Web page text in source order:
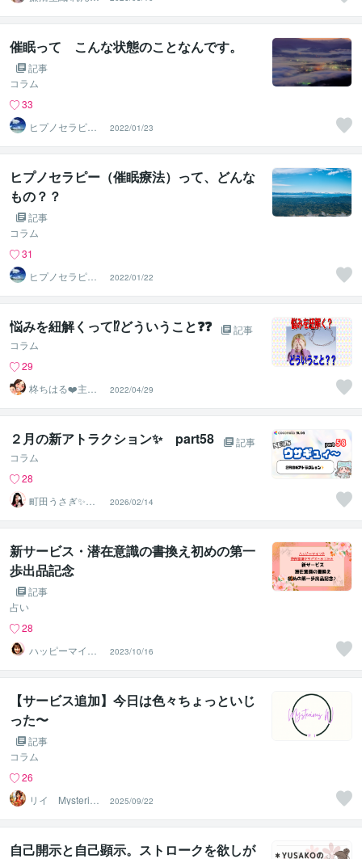
い さき
催眠って こんな状態のことなんです。
記事
コラム
33
ヒプノセラピス
トはつか（ＨＣ
ＲＯＯＭ）
2022/01/23
ヒプノセラピー（催眠療法）って、どんな
もの？？
記事
コラム
31
ヒプノセラピス
トはつか（ＨＣ
ＲＯＯＭ）
2022/01/22
悩みを紐解くって⁉️どういうこと❓❓
記事
コラム
29
柊ちはる❤️主婦
のお悩み相談Ro
om❤️
2022/04/29
２月の新アトラクション✨ part58
記事
コラム
28
町田うさぎ✨閃
光の幸せ届け人
♡怪談師⛩️
2026/02/14
新サービス・潜在意識の書換え初めの第一
歩出品記念
記事
占い
28
ハッピーマイン
ド潜在意識セラ
ピストあこみ
2023/10/16
【サービス追加】今日は色々ちょっといじ
った〜
記事
コラム
26
リイ Mysteriou
s W
2025/09/22
自己開示と自己顕示。ストロークを欲しが